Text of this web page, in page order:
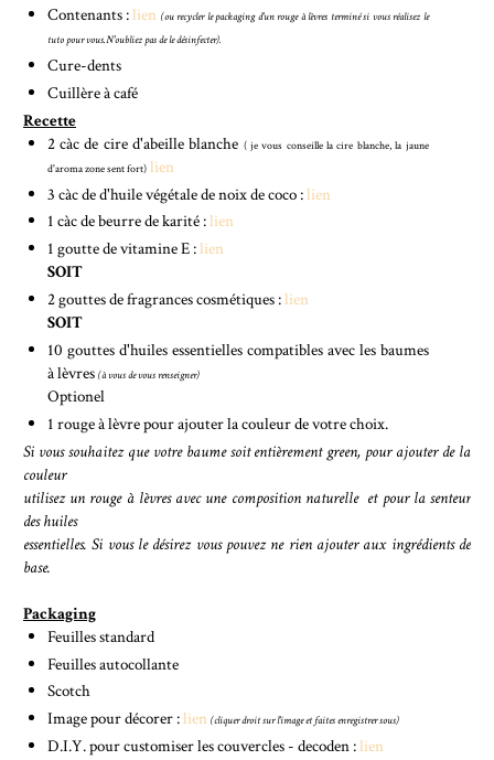
Contenants :lien (ou recycler le packaging d'un rouge à lèvres terminé si vous réalisez le
tuto pour vous.N'oubliez pas de le désinfecter).
Cure-dents
Cuillère à café
Recette
2 càc de cire d'abeille blanche ( je vous conseille la cire blanche, la jaune
d'aroma zone sent fort)lien
3 càc de d'huile végétale de noix de coco :lien
1 càc de beurre de karité :lien
1 goutte de vitamine E :lien
SOIT
2 gouttes de fragrances cosmétiques :lien
SOIT
10 gouttes d'huiles essentielles compatibles avec les baumes
à lèvres (à vous de vous renseigner)
Optionel
1 rouge à lèvre pour ajouter la couleur de votre choix.
Si vous souhaitez que votre baume soit entièrement green, pour ajouter de la
couleur
utilisez un rouge à lèvres avec une composition naturelle et pour la senteur
des huiles
essentielles. Si vous le désirez vous pouvez ne rien ajouter aux ingrédients de
base.
Packaging
Feuilles standard
Feuilles autocollante
Scotch
Image pour décorer :lien (cliquer droit sur l'image et faites enregistrer sous)
D.I.Y. pour customiser les couvercles - decoden :lien